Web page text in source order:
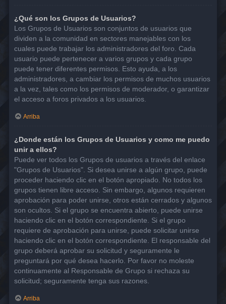
¿Qué son los Grupos de Usuarios?
Los Grupos de Usuarios son conjuntos de usuarios que
dividen a la comunidad en sectores manejables con los
cuales puede trabajar los administradores del foro. Cada
usuario puede pertenecer a varios grupos y cada grupo
puede tener diferentes permisos. Esto ayuda, a los
administradores, a cambiar los permisos de muchos usuarios
a la vez, tales como los permisos de moderador, o garantizar
el acceso a foros privados a los usuarios.
Arriba
¿Donde están los Grupos de Usuarios y como me puedo
unir a ellos?
Puede ver todos los Grupos de usuarios a través del enlace
"Grupos de Usuarios". Si desea unirse a algún grupo, puede
proceder haciendo clic en el botón apropiado. No todos los
grupos tienen libre acceso. Sin embargo, algunos requieren
aprobación para poder unirse, otros están cerrados y algunos
son ocultos. Si el grupo se encuentra abierto, puede unirse
haciendo clic en el botón correspondiente. Si el grupo
requiere de aprobación para unirse, puede solicitar unirse
haciendo clic en el botón correspondiente. El responsable del
grupo deberá aprobar su solicitud y seguramente le
preguntará por qué desea hacerlo. Por favor no moleste
continuamente al Responsable de Grupo si rechaza su
solicitud; seguramente tenga sus razones.
Arriba